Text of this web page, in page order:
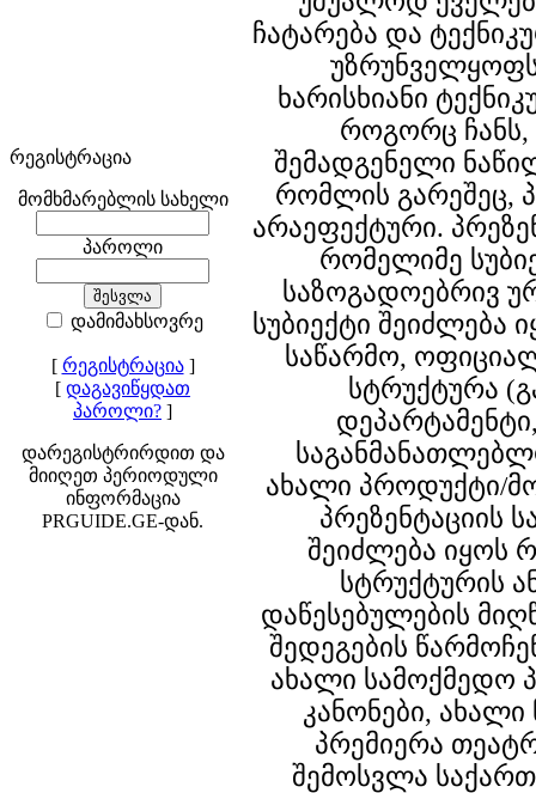
რეგისტრაცია
მომხმარებლის სახელი
პაროლი
დამიმახსოვრე
[ რეგისტრაცია]
[ დაგავიწყდათ
პაროლი? ]
დარეგისტრირდით და
მიიღეთ პერიოდული
ინფორმაცია
PRGUIDE.GE-დან.
ჩატარება და
ხარისხიანი
როგორც ჩანს,
შემადგენელი
რომლის გარეშეც,
არაეფექტური.
რომელიმე
საზოგადოებრივ
სუბიექტი შეიძლება
საწარმო,
სტრუქტურა
ახალი პროდუქტი/
პრეზენტაციის
შეიძლება იყოს
სტრუქტურის
დაწესებულების
შედეგების
ახალი სამოქმედო
კანონები, ახალი
პრემიერა
შემოსვლა